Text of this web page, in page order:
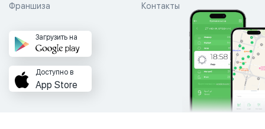
Контакты
Франшиза
Загрузить на
Доступно в
App Store